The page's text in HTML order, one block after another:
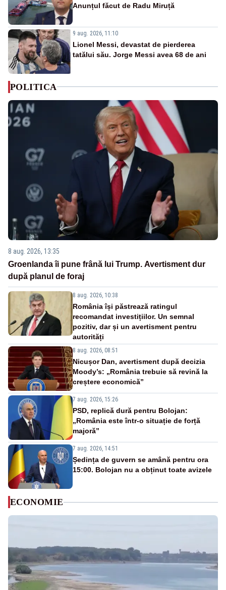
Anunțul făcut de Radu Miruță
9 aug. 2026, 11:10
Lionel Messi, devastat de pierderea
tatălui său. Jorge Messi avea 68 de ani
POLITICA
8 aug. 2026, 13:35
Groenlanda îi pune frână lui Trump. Avertisment dur
după planul de foraj
8 aug. 2026, 10:38
România își păstrează ratingul
recomandat investițiilor. Un semnal
pozitiv, dar și un avertisment pentru
autorități
8 aug. 2026, 08:51
Nicușor Dan, avertisment după decizia
Moody’s: „România trebuie să revină la
creștere economică”
7 aug. 2026, 15:26
PSD, replică dură pentru Bolojan:
„România este într-o situație de forță
majoră”
7 aug. 2026, 14:51
Ședința de guvern se amână pentru ora
15:00. Bolojan nu a obținut toate avizele
ECONOMIE